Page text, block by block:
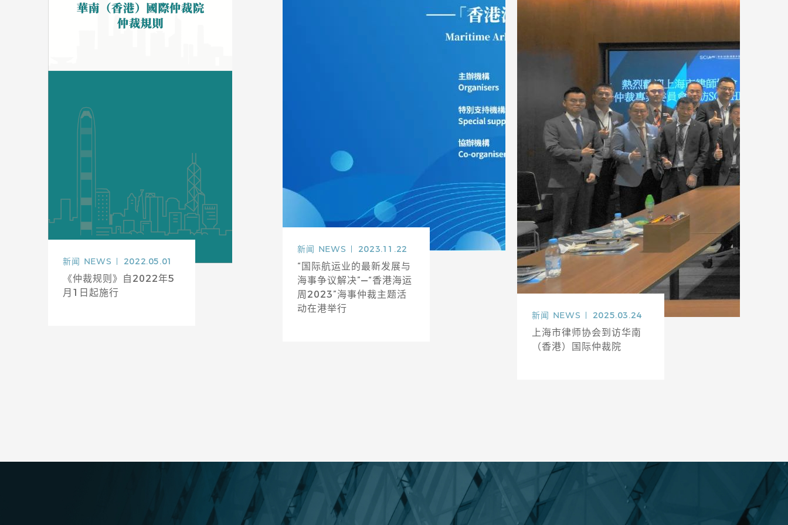
新闻 NEWS 2022.05.01
《仲裁规则》自2022年5
月1日起施行
新闻 NEWS 2023.11.22
“国际航运业的最新发展与
海事争议解决”—“香港海运
周2023”海事仲裁主题活
动在港举行
新闻 NEWS 2025.03.24
上海市律师协会到访华南
（香港）国际仲裁院